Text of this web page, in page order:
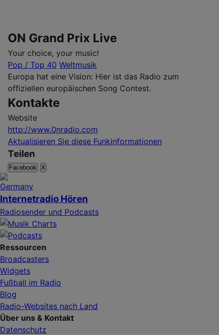
ON Grand Prix Live
Your choice, your music!
Pop / Top 40 Weltmusik
Europa hat eine Vision: Hier ist das Radio zum
offiziellen europäischen Song Contest.
Kontakte
Website
http://www.0nradio.com
Aktualisieren Sie diese Funkinformationen
Teilen
Facebook X
Internetradio Hören
Radiosender und Podcasts
Ressourcen
Broadcasters
Widgets
Fußball im Radio
Blog
Radio-Websites nach Land
Über uns & Kontakt
Datenschutz